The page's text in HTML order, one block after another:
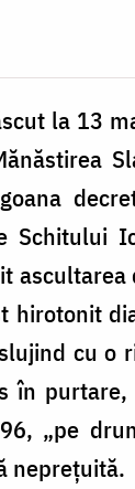
la 13
Schitului
hirotonit
cu
în
„pe
neprețuită.